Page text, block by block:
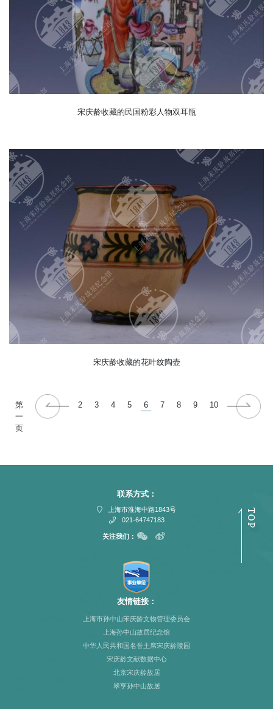
宋庆龄收藏的民国粉彩人物双耳瓶
宋庆龄收藏的花叶纹陶壶
第
一
页
2 3 4 5 6 7 8 9 10
联系方式：
上海市淮海中路1843号
021-64747183
关注我们：
友情链接：
上海市孙中山宋庆龄文物管理委员会
上海孙中山故居纪念馆
中华人民共和国名誉主席宋庆龄陵园
宋庆龄文献数据中心
北京宋庆龄故居
翠亨孙中山故居